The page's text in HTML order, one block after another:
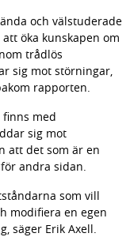
och välstuderade
öka kunskapen om
trådlös
sig mot störningar,
rapporten.
med
sig mot
att det som är en
andra sidan.
som vill
modifiera en egen
säger Erik Axell.